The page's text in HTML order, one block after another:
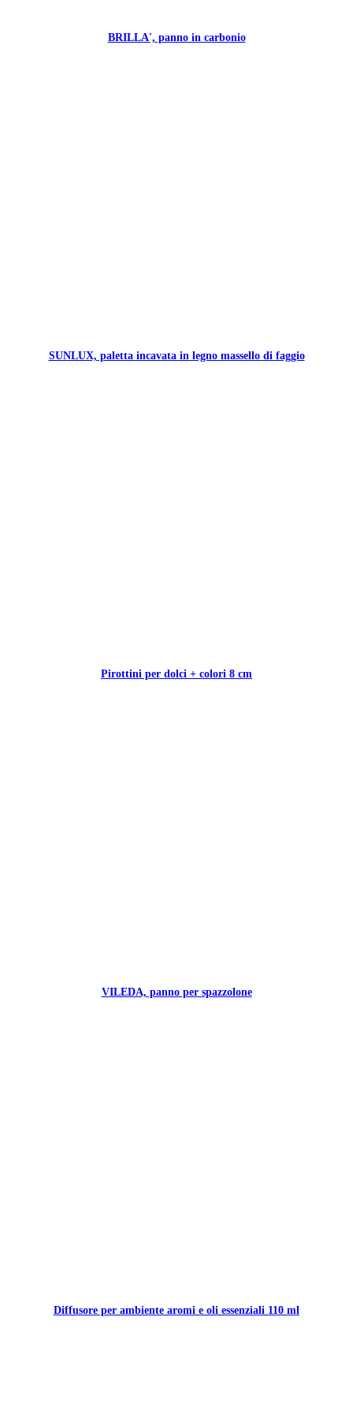
BRILLA', panno in carbonio
SUNLUX, paletta incavata in legno massello di faggio
Pirottini per dolci + colori 8 cm
VILEDA, panno per spazzolone
Diffusore per ambiente aromi e oli essenziali 110 ml